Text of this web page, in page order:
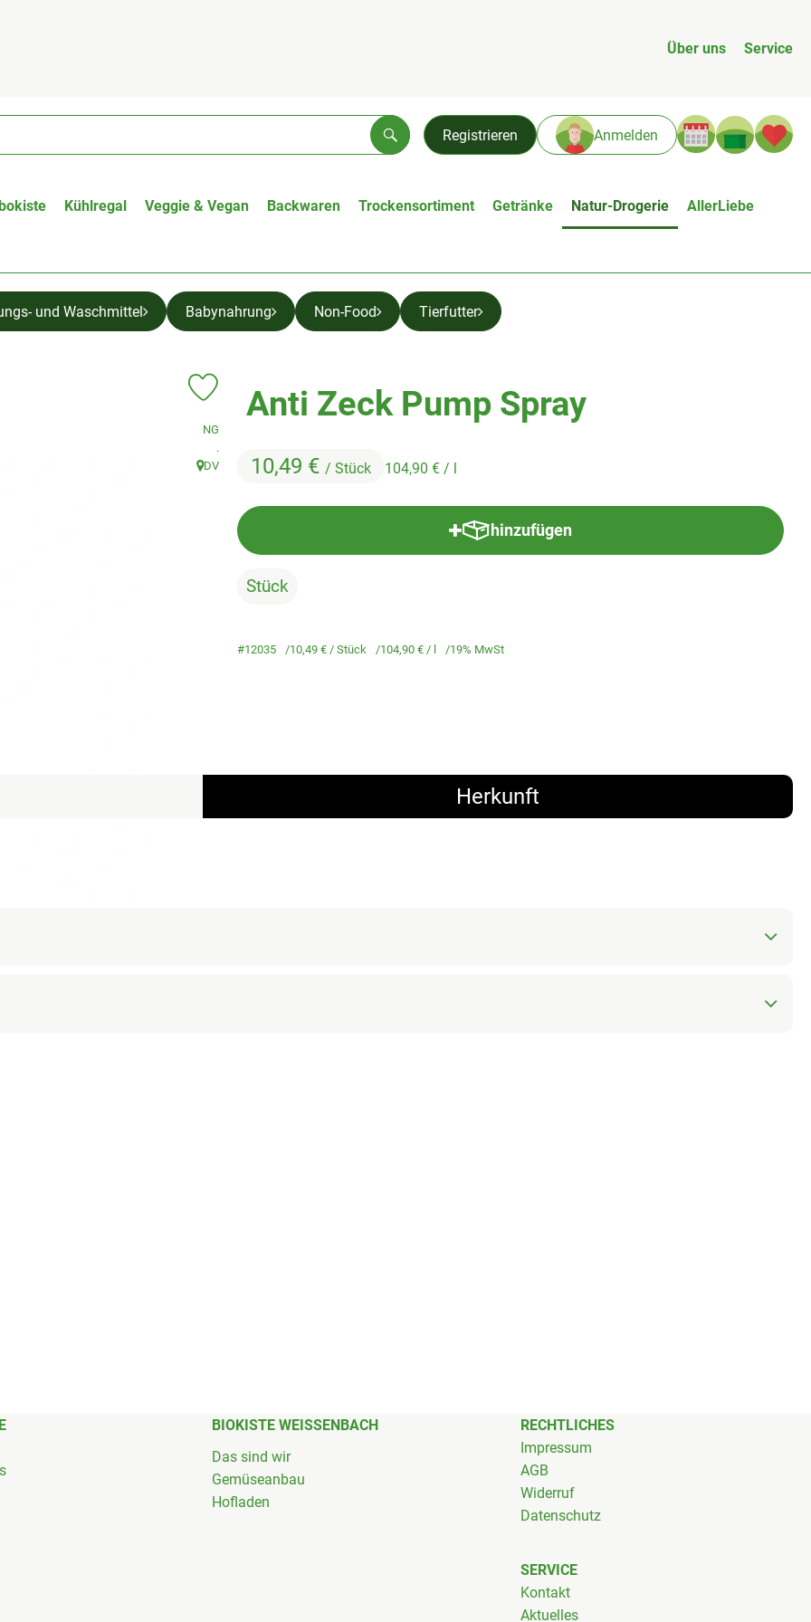
Über uns Service
Registrieren Anmelden
Suchen
Kühlregal Veggie & Vegan Backwaren Trockensortiment Getränke Natur-Drogerie AllerLiebe
und Waschmittel Babynahrung Non-Food Tierfutter
Anti Zeck Pump Spray
10,49 € / Stück 104,90 € / l
Produkt zu Favouriten hinzufügen
, Verband:
NG
, Kontrollstelle:
.
, Herkunft:
DV
hinzufügen
Produkt zum Warenkorb hinzufügen
Stück
#12035 10,49 € / Stück 104,90 € / l 19% MwSt
Herkunft
BIOKISTE WEISSENBACH
Das sind wir
Gemüseanbau
Hofladen
RECHTLICHES
Impressum
AGB
Widerruf
Datenschutz
SERVICE
Kontakt
Aktuelles